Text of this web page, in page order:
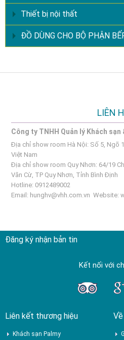
Thiết bị nội thất
ĐỒ DÙNG CHO BỘ PHẬN
LIÊN
Công ty TNHH Quản lý Khách sạn
Địa chỉ show room Hà Nội: Số 5, Ngõ
Việt Nam
Địa chỉ show room Quy Nhơn: 64/19
Văn Cừ, TP Quy Nhơn, Tỉnh Bình Định
Hotline: 0912489002
Email: hunghv@vhh.com.vn Website:
Đăng ký nhận bản tin
Kết nối với
Liên kết thương hiệu
Khách sạn Palmy